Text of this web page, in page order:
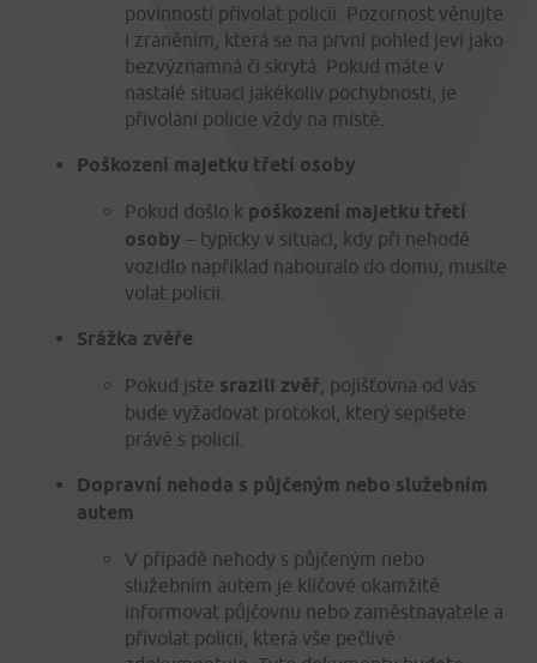
povinností přivolat policii. Pozornost věnujte
i zraněním, která se na první pohled jeví jako
bezvýznamná či skrytá. Pokud máte v
nastalé situaci jakékoliv pochybnosti, je
přivolání policie vždy na místě.
Poškození majetku třetí osoby
Pokud došlo k poškození majetku třetí
osoby – typicky v situaci, kdy při nehodě
vozidlo například nabouralo do domu, musíte
volat policii.
Srážka zvěře
Pokud jste srazili zvěř , pojišťovna od vás
bude vyžadovat protokol, který sepíšete
právě s policií.
Dopravní nehoda s půjčeným nebo služebním
autem
V případě nehody s půjčeným nebo
služebním autem je klíčové okamžitě
informovat půjčovnu nebo zaměstnavatele a
přivolat policii, která vše pečlivě